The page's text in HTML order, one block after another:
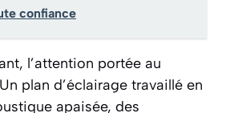
confiance
l’attention portée au
plan d’éclairage travaillé en
apaisée, des